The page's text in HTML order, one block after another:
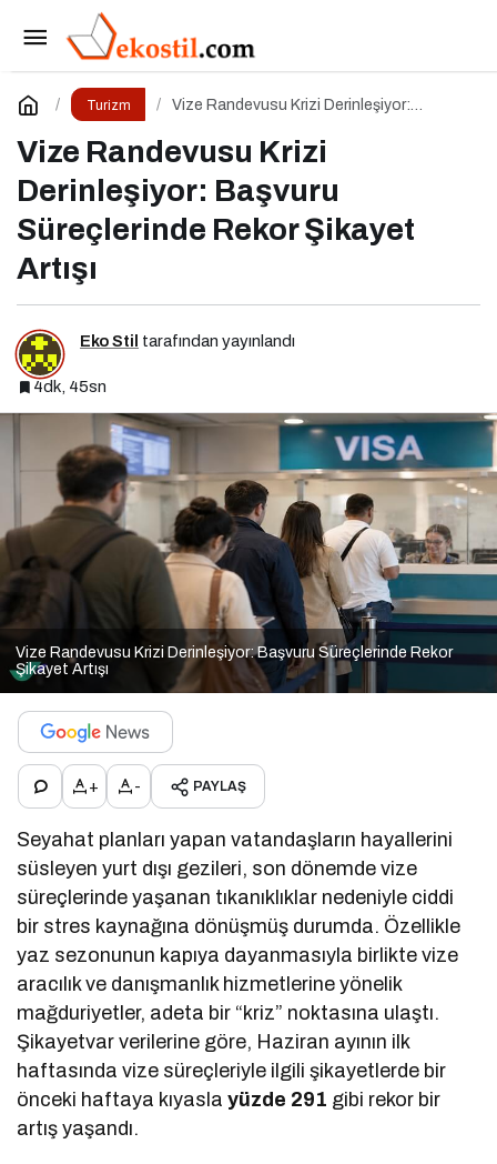
Turizm
Vize Randevusu Krizi Derinleşiyor:
Vize Randevusu Krizi
Derinleşiyor: Başvuru
Süreçlerinde Rekor Şikayet
Artışı
Eko Stil tarafından yayınlandı
4dk, 45sn
Vize Randevusu Krizi Derinleşiyor: Başvuru Süreçlerinde Rekor
Şikayet Artışı
+ - PAYLAŞ
Seyahat planları yapan vatandaşların hayallerini
süsleyen yurt dışı gezileri, son dönemde vize
süreçlerinde yaşanan tıkanıklıklar nedeniyle ciddi
bir stres kaynağına dönüşmüş durumda. Özellikle
yaz sezonunun kapıya dayanmasıyla birlikte vize
aracılık ve danışmanlık hizmetlerine yönelik
mağduriyetler, adeta bir “kriz” noktasına ulaştı.
Şikayetvar verilerine göre, Haziran ayının ilk
haftasında vize süreçleriyle ilgili şikayetlerde bir
önceki haftaya kıyaslayüzde 291 gibi rekor bir
artış yaşandı.
Kulüp Markalı Seyahat Platformu GStatil
Yorum Yap